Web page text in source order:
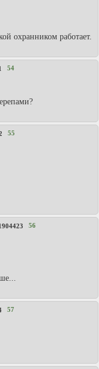
охранником работает.
54
55
56
57